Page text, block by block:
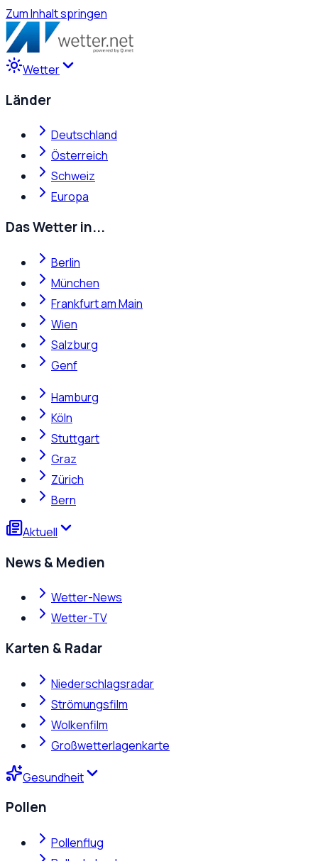
Zum Inhalt springen
Wetter
Länder
Deutschland
Österreich
Schweiz
Europa
Das Wetter in...
Berlin
München
Frankfurt am Main
Wien
Salzburg
Genf
Hamburg
Köln
Stuttgart
Graz
Zürich
Bern
Aktuell
News & Medien
Wetter-News
Wetter-TV
Karten & Radar
Niederschlagsradar
Strömungsfilm
Wolkenfilm
Großwetterlagenkarte
Gesundheit
Pollen
Pollenflug